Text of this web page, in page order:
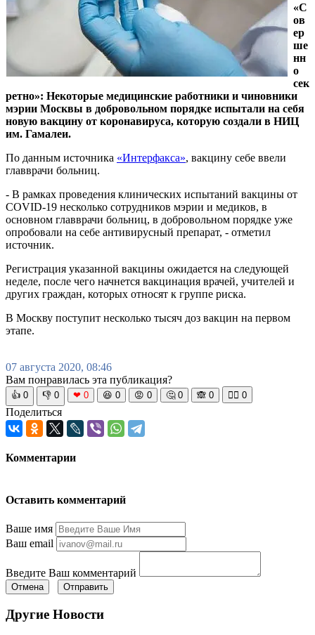
«С
ов
ер
ше
нн
о
сек
ретно»: Некоторые медицинские работники и чиновники
мэрии Москвы в добровольном порядке испытали на себя
новую вакцину от коронавируса, которую создали в НИЦ
им. Гамалеи.
По данным источника «Интерфакса», вакцину себе ввели
главврачи больниц.
- В рамках проведения клинических испытаний вакцины от
COVID-19 несколько сотрудников мэрии и медиков, в
основном главврачи больниц, в добровольном порядке уже
опробовали на себе антивирусный препарат, - отметил
источник.
Регистрация указанной вакцины ожидается на следующей
неделе, после чего начнется вакцинация врачей, учителей и
других граждан, которых относят к группе риска.
В Москву поступит несколько тысяч доз вакцин на первом
этапе.
07 августа 2020, 08:46
Вам понравилась эта публикация?
👍 0 👎 0 ❤ 0 😆 0 😡 0 🤔 0 🙈 0 🧘‍♀️ 0
Поделиться
Комментарии
Оставить комментарий
Ваше имя
Ваш email
Введите Ваш комментарий
Отмена Отправить
Другие Новости